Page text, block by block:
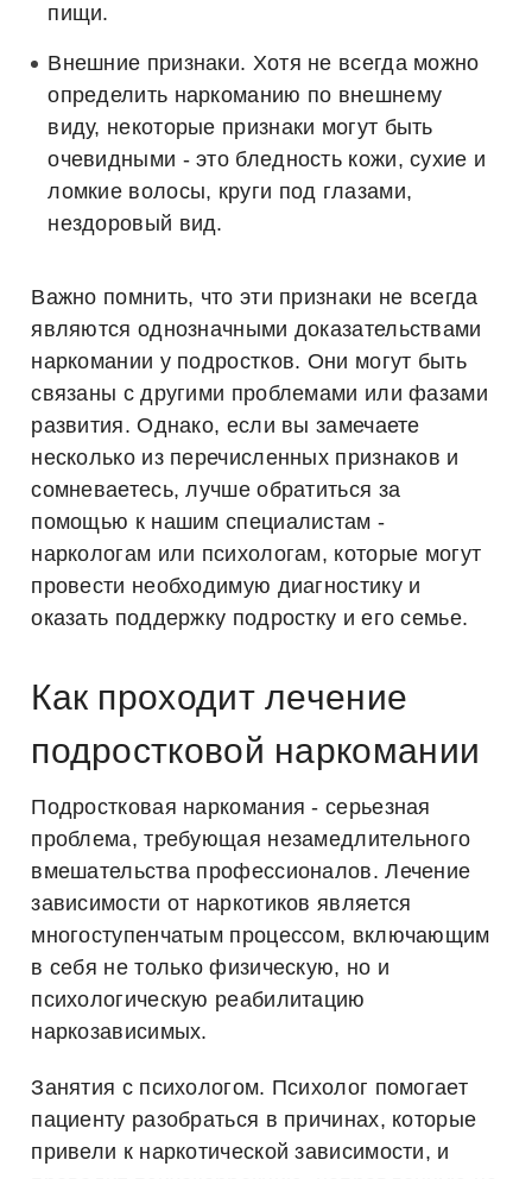
пищи.
Внешние признаки. Хотя не всегда можно
определить наркоманию по внешнему
виду, некоторые признаки могут быть
очевидными - это бледность кожи, сухие и
ломкие волосы, круги под глазами,
нездоровый вид.
Важно помнить, что эти признаки не всегда
являются однозначными доказательствами
наркомании у подростков. Они могут быть
связаны с другими проблемами или фазами
развития. Однако, если вы замечаете
несколько из перечисленных признаков и
сомневаетесь, лучше обратиться за
помощью к нашим специалистам -
наркологам или психологам, которые могут
провести необходимую диагностику и
оказать поддержку подростку и его семье.
Как проходит лечение
подростковой наркомании
Подростковая наркомания - серьезная
проблема, требующая незамедлительного
вмешательства профессионалов. Лечение
зависимости от наркотиков является
многоступенчатым процессом, включающим
в себя не только физическую, но и
психологическую реабилитацию
наркозависимых.
Занятия с психологом. Психолог помогает
пациенту разобраться в причинах, которые
привели к наркотической зависимости, и